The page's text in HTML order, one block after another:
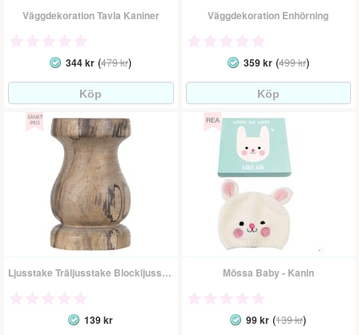
Väggdekoration Tavla Kaniner
344 kr (479 kr)
Väggdekoration Enhörning
359 kr(499 kr)
Ljusstake Träljusstake BlockljusstakeAntik Trä 14,5 Cm
139 kr
Mössa Baby - Kanin
99 kr (139 kr)